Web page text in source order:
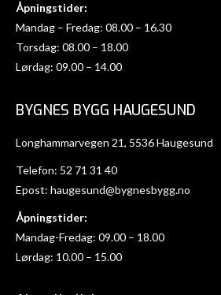
Åpningstider:
Mandag – Fredag: 08.00 – 16.30
Torsdag: 08.00 – 18.00
Lørdag: 09.00 – 14.00
BYGNES BYGG HAUGESUND
Longhammarvegen 21, 5536 Haugesund
Telefon: 52 71 31 40
Epost: haugesund@bygnesbygg.no
Åpningstider:
Mandag-Fredag: 09.00 – 18.00
Lørdag: 10.00 – 15.00